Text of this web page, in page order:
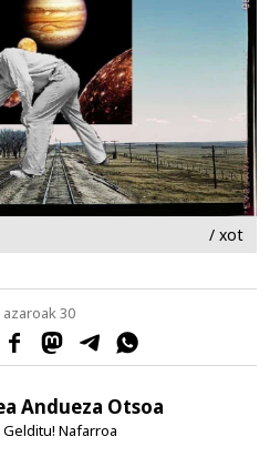
/ xot
azaroak 30
Andueza Otsoa
Gelditu! Nafarroa